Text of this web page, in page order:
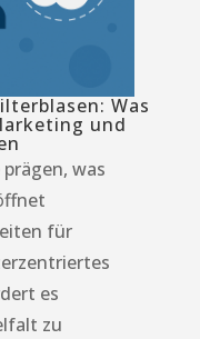
Was
und
was
für
es
zu